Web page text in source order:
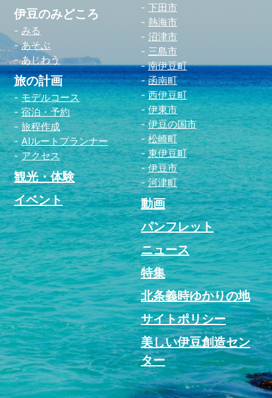
伊豆のみどころ
みる
あそぶ
あじわう
旅の計画
モデルコース
宿泊・予約
旅程作成
AIルートプランナー
アクセス
観光・体験
イベント
下田市
熱海市
沼津市
三島市
南伊豆町
函南町
西伊豆町
伊東市
伊豆の国市
松崎町
東伊豆町
伊豆市
河津町
動画
パンフレット
ニュース
特集
北条義時ゆかりの地
サイトポリシー
美しい伊豆創造セン
ター